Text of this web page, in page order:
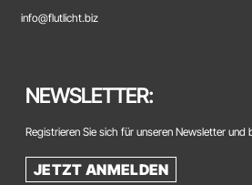
info@flutlicht.biz
NEWSLETTER:
Registrieren Sie sich für unseren Newsletter und
JETZT ANMELDEN